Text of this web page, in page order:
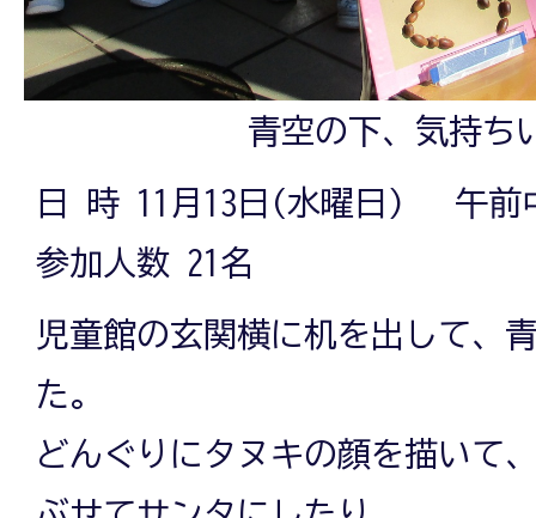
青空の下、気持ち
日 時 11月13日(水曜日) 午前
参加人数 21名
児童館の玄関横に机を出して、
た。
どんぐりにタヌキの顔を描いて